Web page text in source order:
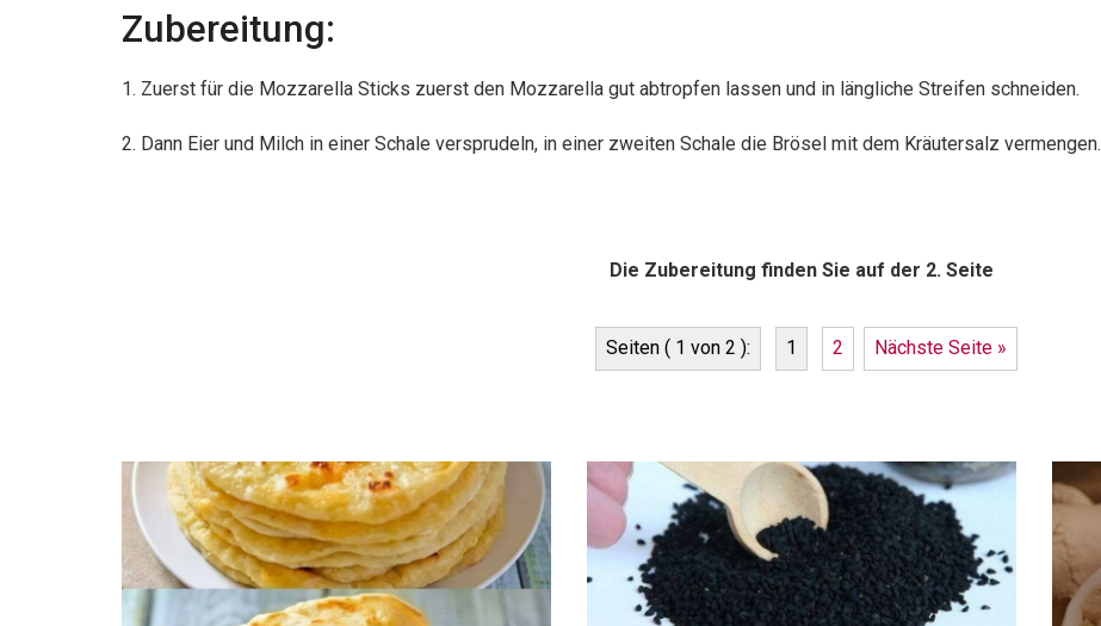
Zubereitung:
1. Zuerst für die Mozzarella Sticks zuerst den Mozzarella gut abtropfen lassen und in längliche Streifen schneiden.
2. Dann Eier und Milch in einer Schale versprudeln, in einer zweiten Schale die Brösel mit dem Kräutersalz vermengen.
Die Zubereitung finden Sie auf der 2. Seite
Seiten ( 1 von 2 ): 1 2 Nächste Seite »